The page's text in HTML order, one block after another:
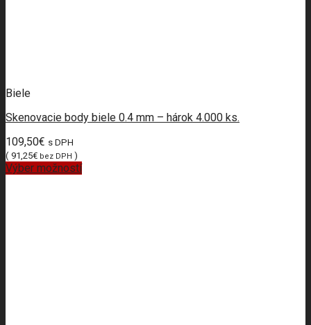
Biele
Skenovacie body biele 0.4 mm – hárok 4.000 ks.
109,50€ s DPH
( 91,25€ bez DPH )
Výber možností